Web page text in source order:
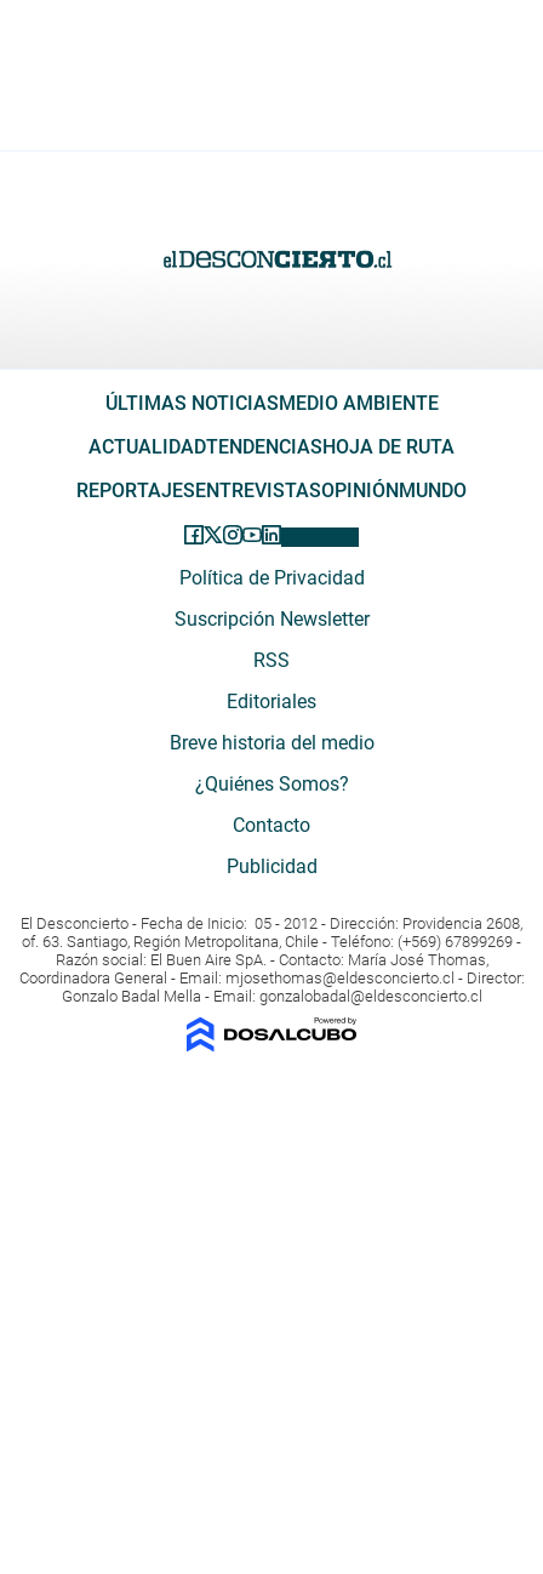
ÚLTIMAS NOTICIAS MEDIO AMBIENTE
ACTUALIDADTENDENCIAS HOJA DE RUTA
REPORTAJES ENTREVISTASOPINIÓN MUNDO
Política de Privacidad
Suscripción Newsletter
RSS
Editoriales
Breve historia del medio
¿Quiénes Somos?
Contacto
Publicidad
El Desconcierto - Fecha de Inicio: 05 - 2012 - Dirección: Providencia 2608,
of. 63. Santiago, Región Metropolitana, Chile - Teléfono: (+569) 67899269 -
Razón social: El Buen Aire SpA. - Contacto: María José Thomas,
Coordinadora General - Email: mjosethomas@eldesconcierto.cl - Director:
Gonzalo Badal Mella - Email: gonzalobadal@eldesconcierto.cl